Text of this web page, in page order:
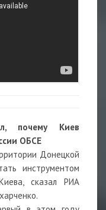
почему Киев
ОБСЕ
Донецкой
инструментом
сказал РИА